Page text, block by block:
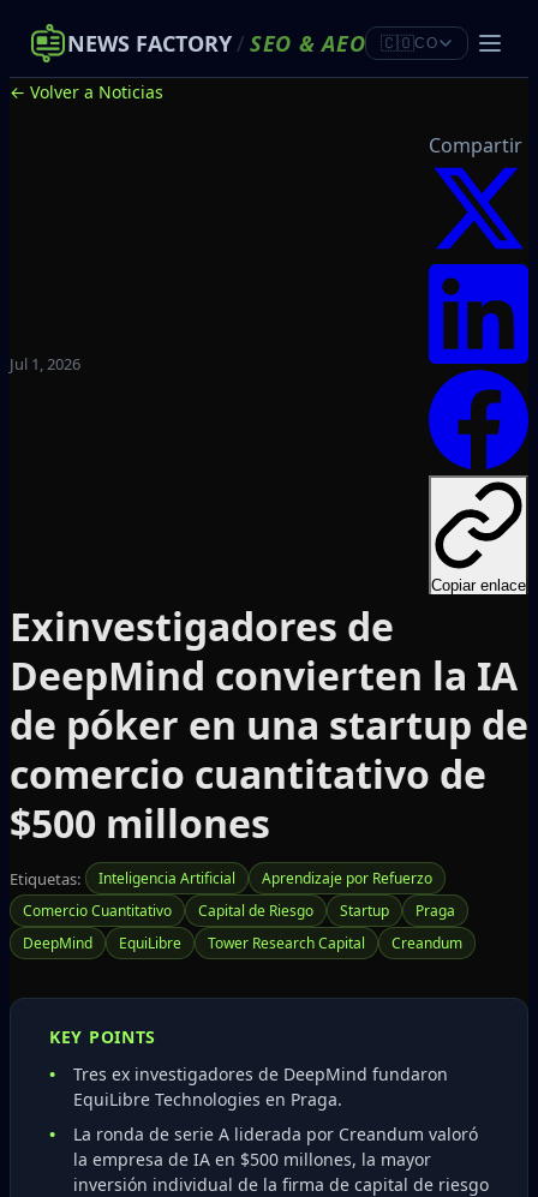
NEWS FACTORY/ SEO &AEO 🇨🇴CO
← Volver a Noticias
Jul 1, 2026
Compartir
Copiar enlace
Exinvestigadores de
DeepMind convierten la IA
de póker en una startup de
comercio cuantitativo de
$500 millones
Etiquetas: Inteligencia Artificial
Aprendizaje por Refuerzo
Comercio Cuantitativo
Capital de Riesgo Startup
Praga
DeepMind
EquiLibre Tower Research Capital Creandum
KEY POINTS
Tres ex investigadores de DeepMind fundaron
EquiLibre Technologies en Praga.
La ronda de serie A liderada por Creandum valoró
la empresa de IA en $500 millones, la mayor
inversión individual de la firma de capital de riesgo